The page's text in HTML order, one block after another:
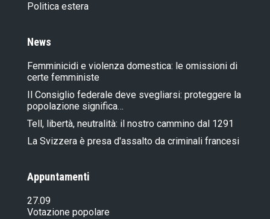
Politica estera
News
Femminicidi e violenza domestica: le omissioni di
certe femministe
Il Consiglio federale deve svegliarsi: proteggere la
popolazione significa…
Tell, libertà, neutralità: il nostro cammino dal 1291
La Svizzera è presa d'assalto da criminali francesi
Appuntamenti
27.09
Votazione popolare